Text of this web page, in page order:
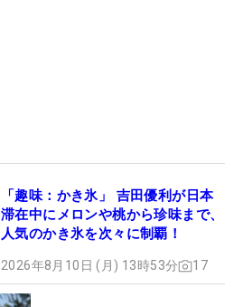
「趣味：かき氷」 吉田優利が日本
滞在中にメロンや桃から珍味まで、
人気のかき氷を次々に制覇！
2026年8月10日 (月) 13時53分 17